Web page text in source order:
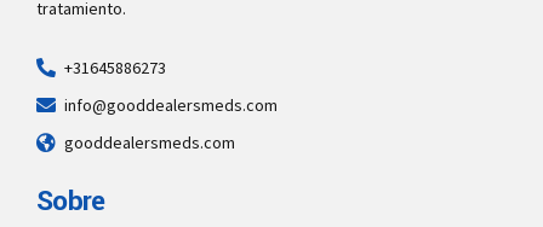
tratamiento.
+31645886273
info@gooddealersmeds.com
gooddealersmeds.com
Sobre